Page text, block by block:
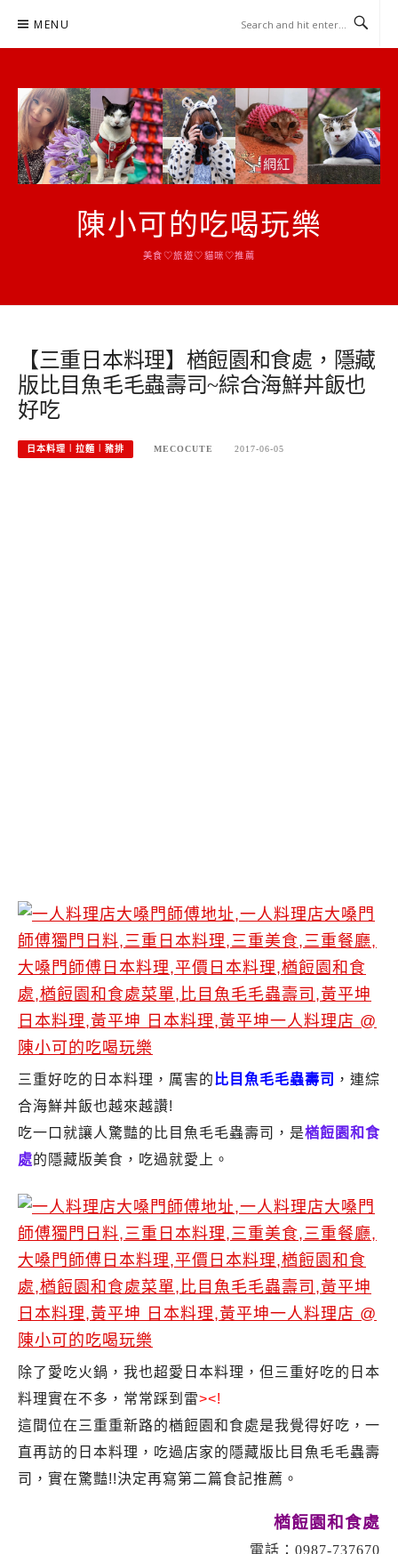
MENU
陳小可的吃喝玩樂
美食♡旅遊♡貓咪♡推薦
【三重日本料理】楢餖園和食處，隱藏
版比目魚毛毛蟲壽司~綜合海鮮丼飯也
好吃
日本料理︱拉麵︱豬排 MECOCUTE 2017-06-05
三重好吃的日本料理，厲害的比目魚毛毛蟲壽司 ，連綜
合海鮮丼飯也越來越讚!
吃一口就讓人驚豔的比目魚毛毛蟲壽司，是楢餖園和食
處的隱藏版美食，吃過就愛上。
除了愛吃火鍋，我也超愛日本料理，但三重好吃的日本
料理實在不多，常常踩到雷><!
這間位在三重重新路的楢餖園和食處是我覺得好吃，一
直再訪的日本料理，吃過店家的隱藏版比目魚毛毛蟲壽
司，實在驚豔!!決定再寫第二篇食記推薦。
楢餖園和食處
電話：0987-737670